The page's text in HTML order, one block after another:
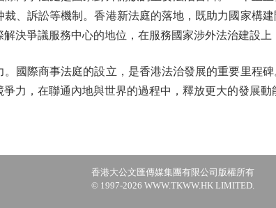
、訴訟等機制。香港新法庭的落地，既助力國家構
決爭議服務中心的地位，在服務國家涉外法治建設上
際商事法庭的設立，是香港法治發展的重要里程碑
力，在聯通內地與世界的過程中，釋放更大的發展動
香港大公文匯傳媒集團有限公司版權所有
© 1997-2026 WWW.TKWW.HK LIMITED.